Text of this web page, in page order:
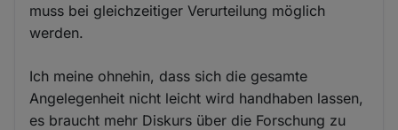
muss bei gleichzeitiger Verurteilung möglich
werden.
Ich meine ohnehin, dass sich die gesamte
Angelegenheit nicht leicht wird handhaben lassen,
es braucht mehr Diskurs über die Forschung zu